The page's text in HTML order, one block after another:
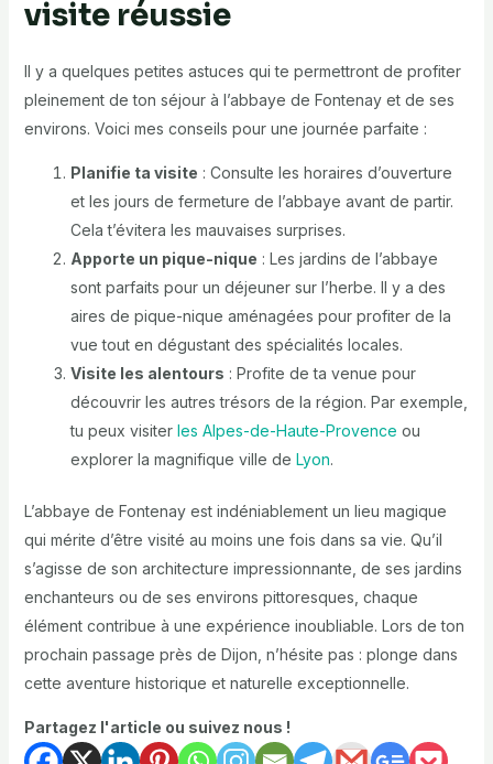
visite réussie
Il y a quelques petites astuces qui te permettront de profiter
pleinement de ton séjour à l’abbaye de Fontenay et de ses
environs. Voici mes conseils pour une journée parfaite :
Planifie ta visite : Consulte les horaires d’ouverture
et les jours de fermeture de l’abbaye avant de partir.
Cela t’évitera les mauvaises surprises.
Apporte un pique-nique : Les jardins de l’abbaye
sont parfaits pour un déjeuner sur l’herbe. Il y a des
aires de pique-nique aménagées pour profiter de la
vue tout en dégustant des spécialités locales.
Visite les alentours : Profite de ta venue pour
découvrir les autres trésors de la région. Par exemple,
tu peux visiter les Alpes-de-Haute-Provence ou
explorer la magnifique ville de Lyon.
L’abbaye de Fontenay est indéniablement un lieu magique
qui mérite d’être visité au moins une fois dans sa vie. Qu’il
s’agisse de son architecture impressionnante, de ses jardins
enchanteurs ou de ses environs pittoresques, chaque
élément contribue à une expérience inoubliable. Lors de ton
prochain passage près de Dijon, n’hésite pas : plonge dans
cette aventure historique et naturelle exceptionnelle.
Partagez l'article ou suivez nous !